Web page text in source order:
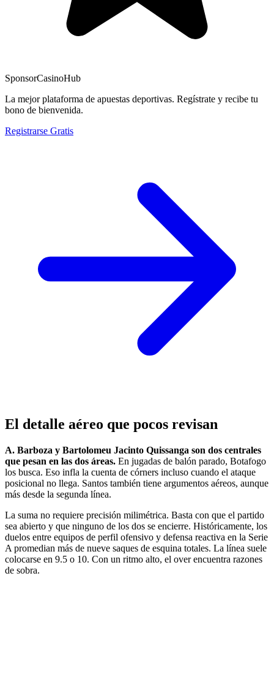
SponsorCasinoHub
La mejor plataforma de apuestas deportivas. Regístrate y recibe tu
bono de bienvenida.
Registrarse Gratis
El detalle aéreo que pocos revisan
A. Barboza y Bartolomeu Jacinto Quissanga son dos centrales
que pesan en las dos áreas. En jugadas de balón parado, Botafogo
los busca. Eso infla la cuenta de córners incluso cuando el ataque
posicional no llega. Santos también tiene argumentos aéreos, aunque
más desde la segunda línea.
La suma no requiere precisión milimétrica. Basta con que el partido
sea abierto y que ninguno de los dos se encierre. Históricamente, los
duelos entre equipos de perfil ofensivo y defensa reactiva en la Serie
A promedian más de nueve saques de esquina totales. La línea suele
colocarse en 9.5 o 10. Con un ritmo alto, el over encuentra razones
de sobra.